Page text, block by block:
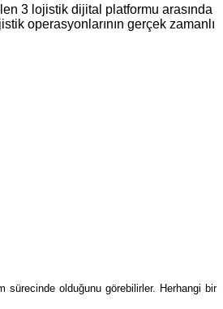
3 lojistik dijital platformu arasında
operasyonlarının gerçek zamanlı
sürecinde olduğunu görebilirler. Herhangi bir